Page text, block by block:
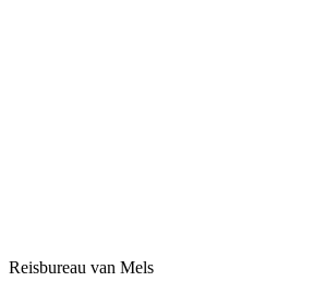
Reisbureau van Mels